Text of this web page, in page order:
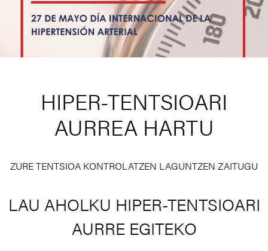
HIPER-TENTSIOARI
AURREA HARTU
ZURE TENTSIOA KONTROLATZEN LAGUNTZEN ZAITUGU
LAU AHOLKU HIPER-TENTSIOARI
AURRE EGITEKO